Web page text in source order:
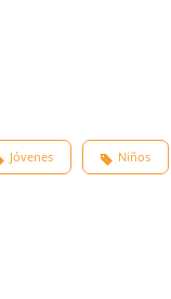
Niños
Jóvenes